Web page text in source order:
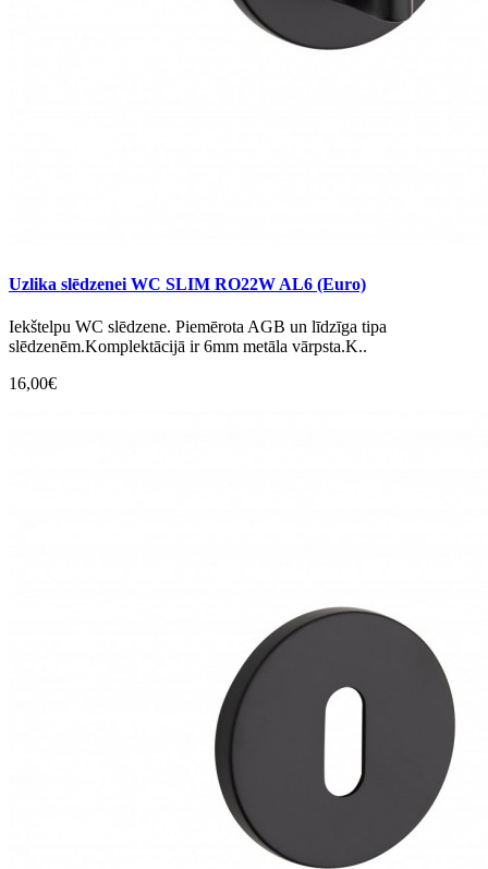
Uzlika slēdzenei WC SLIM RO22W AL6 (Euro)
Iekštelpu WC slēdzene. Piemērota AGB un līdzīga tipa
slēdzenēm.Komplektācijā ir 6mm metāla vārpsta.K..
16,00€